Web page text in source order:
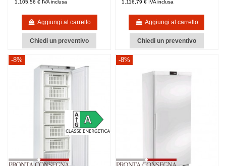
1.105,56 € IVA inclusa
Aggiungi al carrello
Chiedi un preventivo
1.116,79 € IVA inclusa
Aggiungi al carrello
Chiedi un preventivo
-8% -8%